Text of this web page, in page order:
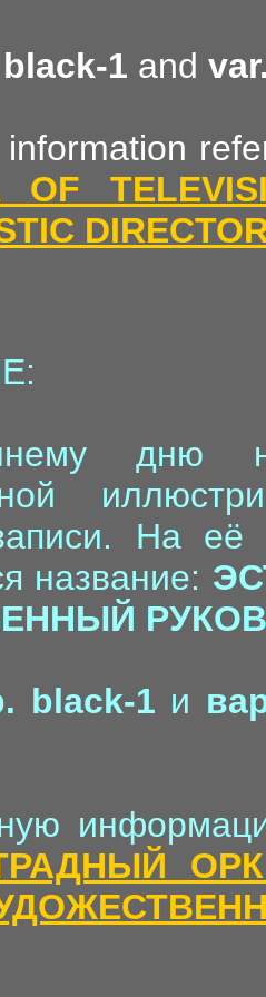
1 and
information
OF
дню
На её
название:
black-1 и